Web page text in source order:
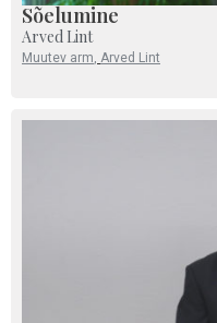
Sõelumine
Arved Lint
Muutev arm, Arved Lint